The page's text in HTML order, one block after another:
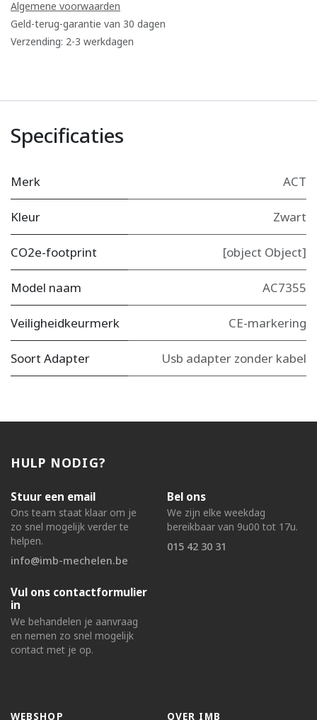
Algemene voorwaarden
Geld-terug-garantie van 30 dagen
Verzending: 2-3 werkdagen
Specificaties
Merk ACT
Kleur Zwart
CO2e-footprint [object Object]
Model naam AC7355
Veiligheidkeurmerk CE-markering
Soort Adapter Usb adapter zonder kabel
HULP NODIG?
Stuur een email
Ons team staat klaar om je
zo snel mogelijk verder te
helpen.
info@imb-mechelen.be
Bel ons
We zijn elke weekdag
bereikbaar van 9u00 tot 17u.
015 42 30 31
Vul ons contactformulier
in
We behandelen je aanvraag
en nemen zo snel mogelijk
contact met je op.
WEBSHOP OVER IMB